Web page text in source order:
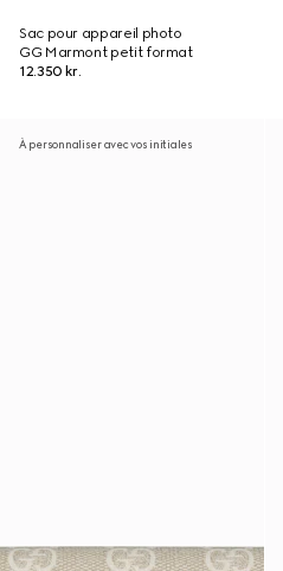
Sac pour appareil photo
GG Marmont petit format
12.350 kr.
À personnaliser avec vos initiales